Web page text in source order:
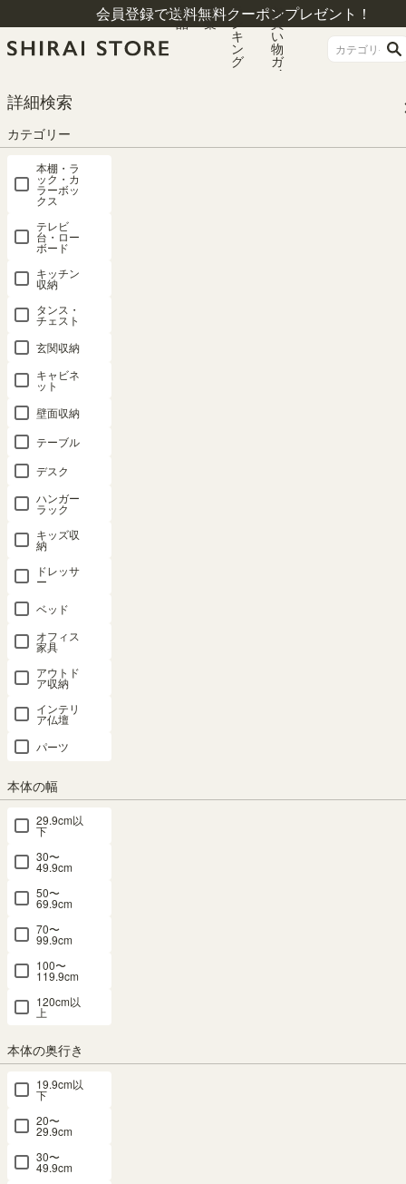
会員登録で送料無料クーポンプレゼント！
商
品
特
集
ラ
ン
キ
ン
グ
お
買
い
物
ガ
イ
詳細検索
カテゴリー
本棚・ラ
ック・カ
ラーボッ
クス
テレビ
台・ロー
ボード
キッチン
収納
タンス・
チェスト
玄関収納
キャビネ
ット
壁面収納
テーブル
デスク
ハンガー
ラック
キッズ収
納
ドレッサ
ー
ベッド
オフィス
家具
アウトド
ア収納
インテリ
ア仏壇
パーツ
本体の幅
29.9cm以
下
30〜
49.9cm
50〜
69.9cm
70〜
99.9cm
100〜
119.9cm
120cm以
上
本体の奥行き
19.9cm以
下
20〜
29.9cm
30〜
49.9cm
HOME カテゴリー
テレビ台・ローボード ロータイプ
テレビ台 幅120cm 高さ37cm ナチュラルブラウン 50V型対応 TVボード ローボ
ード ナチュリカ NTU-3512HNA
テレビ台 幅120cm 高さ37cm ナチュラルブ
ラウン 50V型対応 TVボード ローボード ナ
チュリカ NTU-3512HNA
幅120.0×奥行き41.9×高さ37.0（cm）
SALE 8月20日15:00まで
メルマガ or LINE登録で5%OFFクーポン進呈中！
→登録はこちらから